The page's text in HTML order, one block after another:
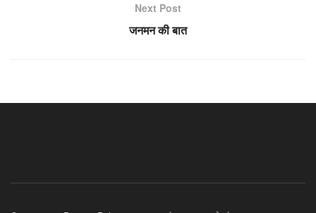
Next Post
जनमन की बात